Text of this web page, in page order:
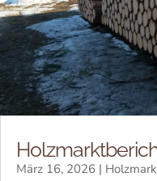
März 16, 2026 |